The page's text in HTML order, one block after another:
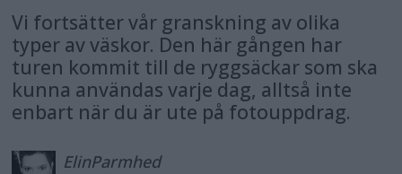
Vi fortsätter vår granskning av olika
typer av väskor. Den här gången har
turen kommit till de ryggsäckar som ska
kunna användas varje dag, alltså inte
enbart när du är ute på fotouppdrag.
ElinParmhed